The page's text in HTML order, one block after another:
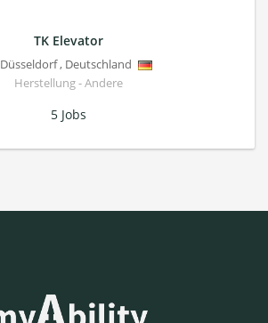
TK Elevator
Düsseldorf, Deutschland
Herstellung - Andere
5 Jobs